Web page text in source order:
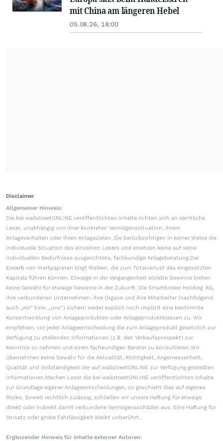
mit China am längeren Hebel
05.08.26, 18:00
Disclaimer
Allgemeiner Hinweis:
Die bei wallstreetONLINE veröffentlichten Inhalte richten sich an sämtliche
Leser, unabhängig von ihrer konkreten Vermögenssituation, ihrem
Anlageverhalten oder ihren Anlagezielen. Sie berücksichtigen in keiner Weise die
individuelle Situation des einzelnen Lesers und ersetzen keine auf seine
individuellen Bedürfnisse ausgerichtete, fachkundige Anlageberatung.Der
Erwerb von Wertpapieren birgt Risiken, die zum Totalverlust des eingesetzten
Kapitals führen können. Etwaige in der Vergangenheit erzielte Gewinne bieten
keine Gewähr für etwaige Gewinne in der Zukunft. Die Smartbroker Holding AG,
ihre verbundenen Unternehmen, ihre Organe und ihre Mitarbeiter (nachfolgend
auch „wir“ bzw. „uns“) sichern weder explizit noch implizit eine bestimmte
Kursentwicklung von Anlageprodukten oder Anlageproduktklassen zu. Wir
empfehlen, vor jeder Anlageentscheidung die zum Anlageprodukt gesetzlich zur
Verfügung zu stellenden Informationen (z.B. den Verkaufsprospekt) zur
Kenntnis zu nehmen und einen fachkundigen Berater zu konsultieren.Wir
übernehmen keine Gewähr für die Aktualität, Richtigkeit, Angemessenheit,
Qualität und Vollständigkeit der auf wallstreetONLINE zur Verfügung gestellten
Informationen.Machen Leser die bei wallstreetONLINE veröffentlichten Inhalte
zur Grundlage eigener Anlageentscheidungen, so geschieht dies auf eigenes
Risiko. Soweit rechtlich zulässig, schließen wir unsere Haftung für etwaige
direkt oder indirekt damit verbundene Vermögensschäden aus. Eine Haftung für
Vorsatz oder grobe Fahrlässigkeit bleibt unberührt.
Ergänzender Hinweis für Inhalte externer Autoren: